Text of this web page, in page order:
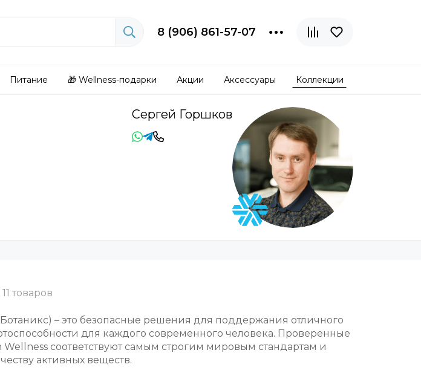
8 (906) 861-57-07
Питание 🎁 Wellness-подарки Акции Аксессуары Коллекции
Сергей Горшков
– это безопасные решения для поддержания отличного
для каждого современного человека. Проверенные
соответствуют самым строгим мировым стандартам и
активных веществ.